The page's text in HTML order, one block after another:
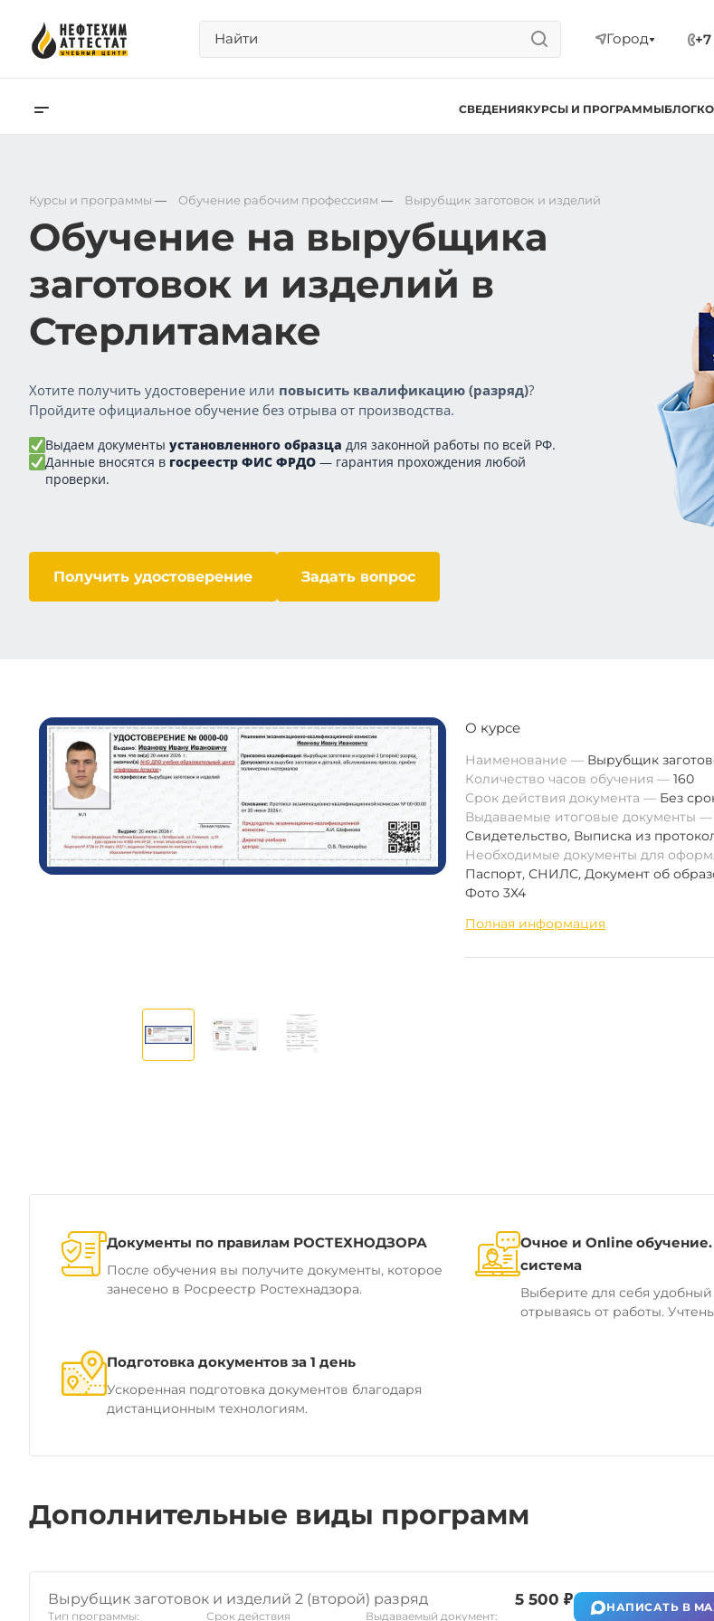
Город
СВЕДЕНИЯКУРСЫ И ПРОГРАММЫБЛОГ
Курсы и программы — Обучение рабочим профессиям — Вырубщик заготовок и изделий
Обучение на вырубщика
заготовок и изделий в
Стерлитамаке
Хотите получить удостоверение или повысить квалификацию (разряд)?
Пройдите официальное обучение без отрыва от производства.
Выдаем документы установленного образца для законной работы по всей РФ.
Данные вносятся в госреестр ФИС ФРДО — гарантия прохождения любой
проверки.
Получить удостоверение Задать вопрос
О курсе
Наименование
Вырубщик
Количество часов обучения
160
Срок действия документа
Без
Выдаваемые итоговые документы
Свидетельство, Выписка из
Необходимые документы для
Паспорт, СНИЛС, Документ об
Фото 3Х4
Полная информация
Документы по правилам РОСТЕХНОДЗОРА
После обучения вы получите документы, которое
занесено в Росреестр Ростехнадзора.
Очное и Online
система
Выберите для себя
отрываясь от работы.
Подготовка документов за 1 день
Ускоренная подготовка документов благодаря
дистанционным технологиям.
Дополнительные виды программ
Вырубщик заготовок и изделий 2 (второй) разряд
Тип программы:
Срок действия
Выдаваемый документ:
5 500 ₽ НАПИСАТЬ В